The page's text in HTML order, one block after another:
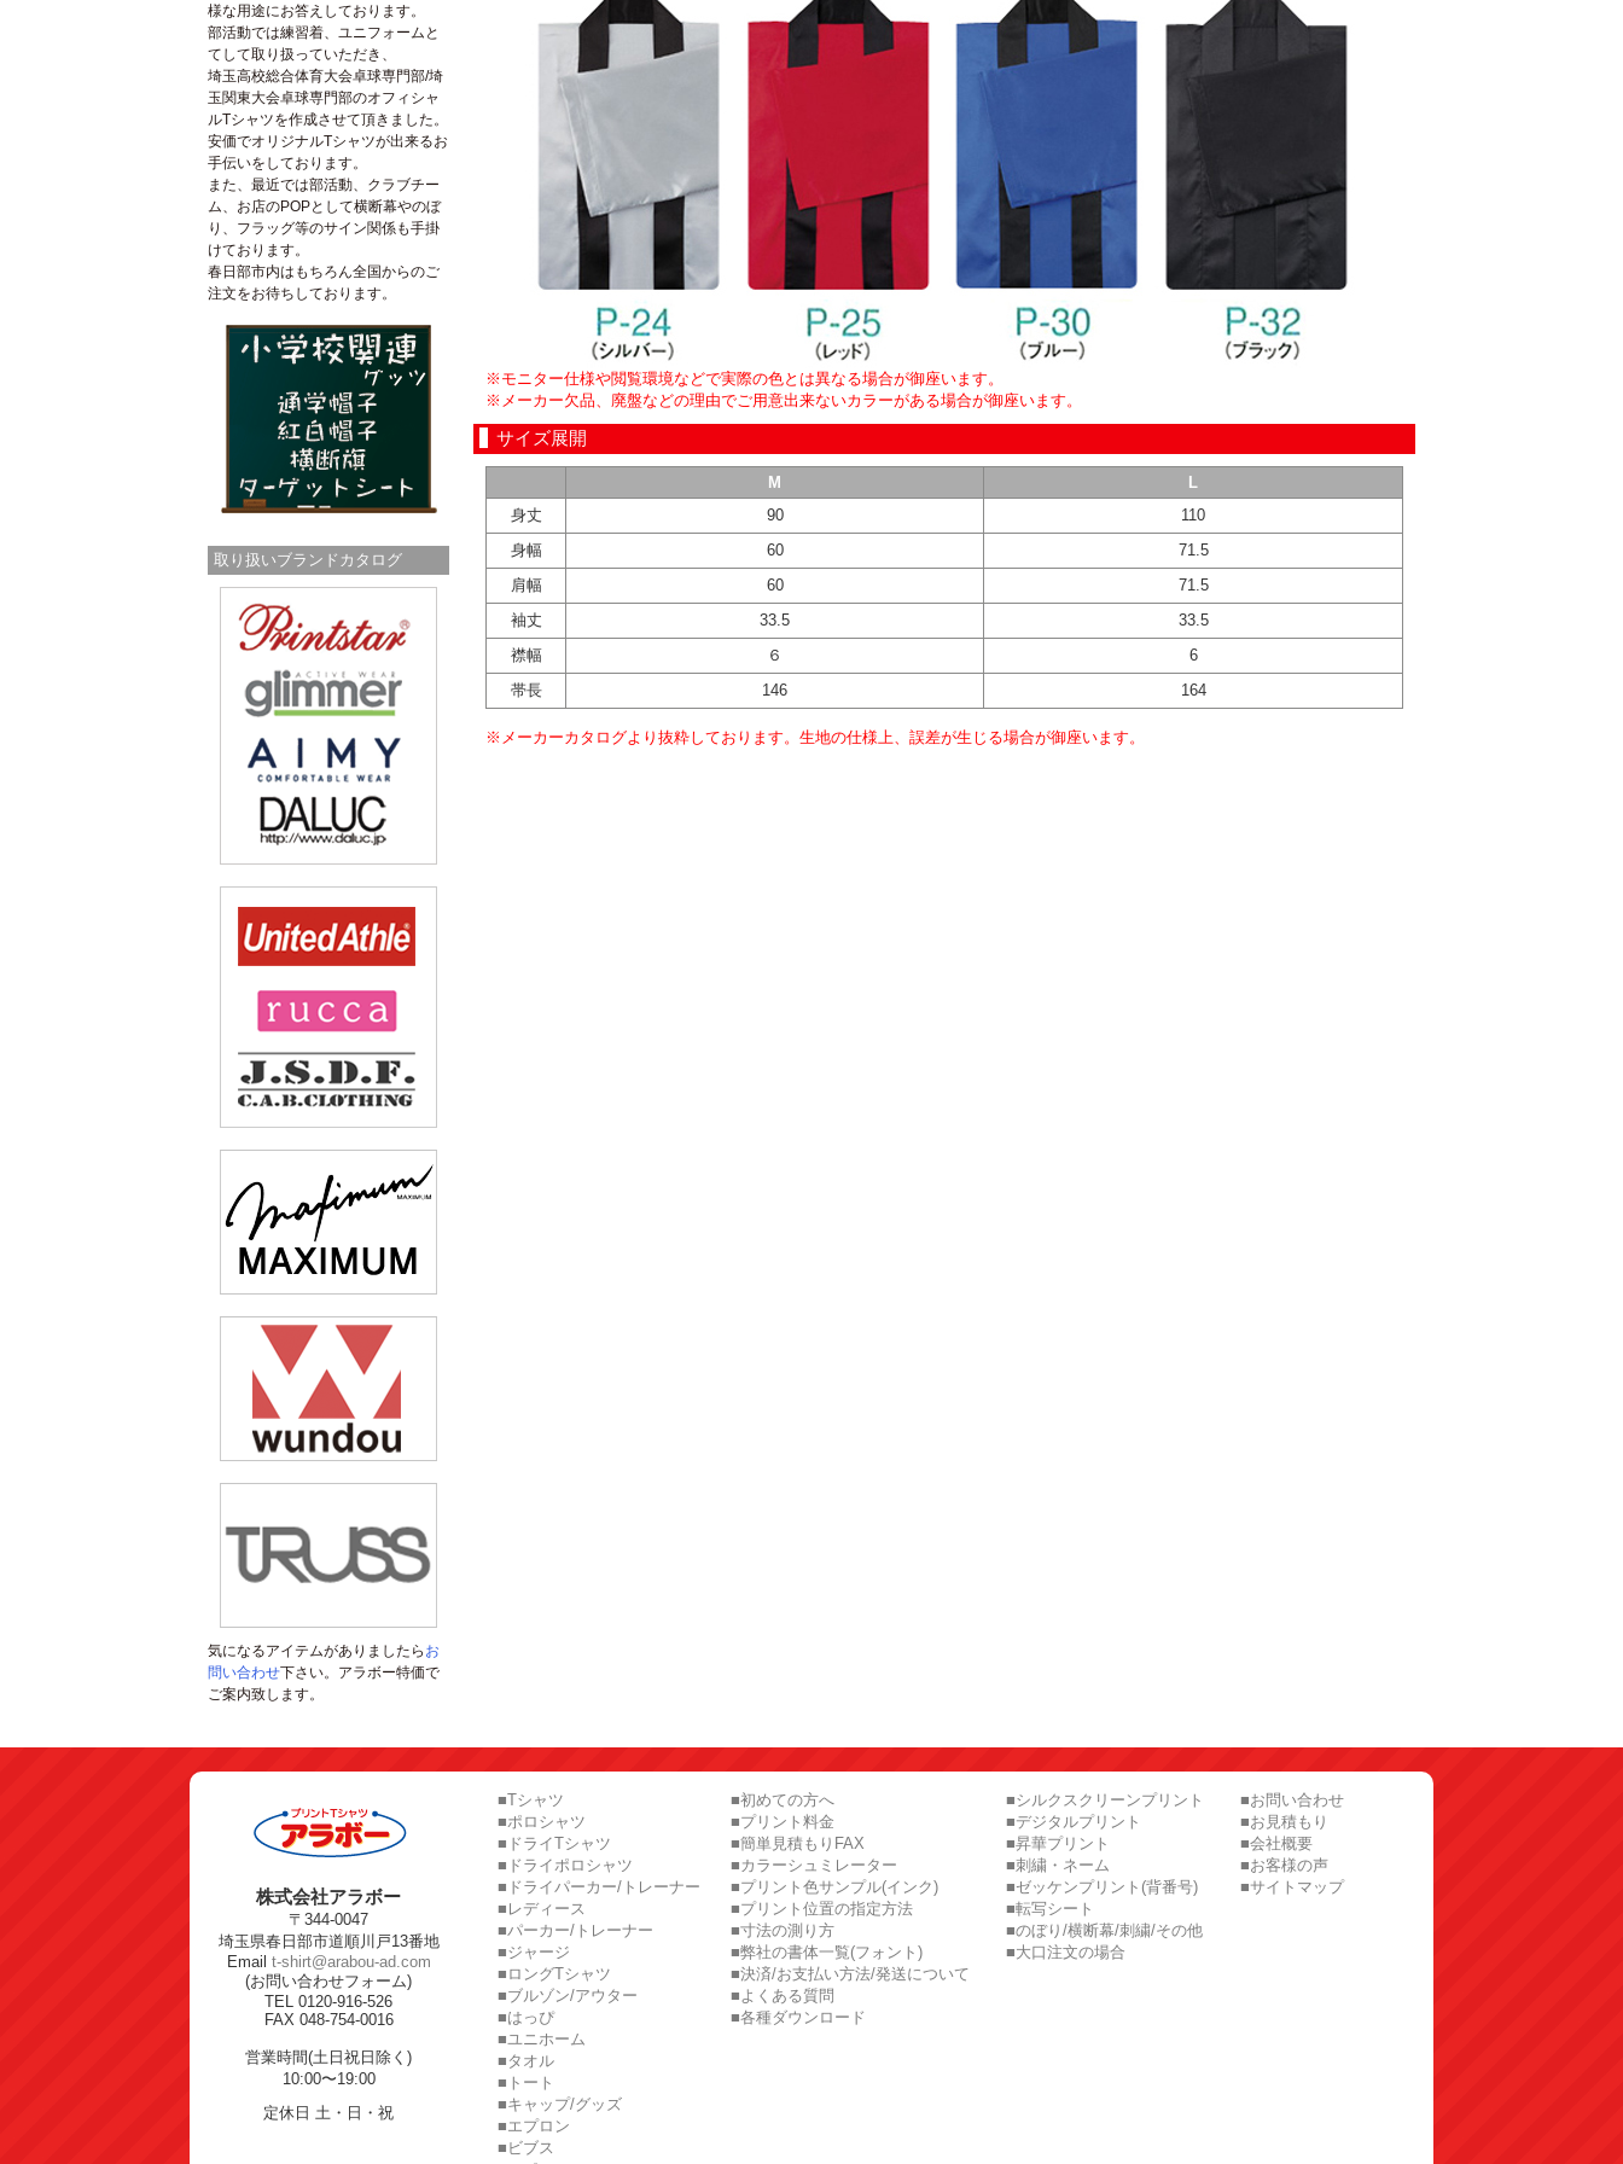
様な用途にお答えしております。
部活動では練習着、ユニフォームと
てして取り扱っていただき、
埼玉高校総合体育大会卓球専門部/埼
玉関東大会卓球専門部のオフィシャ
ルTシャツを作成させて頂きました。
安価でオリジナルTシャツが出来るお
手伝いをしております。
また、最近では部活動、クラブチー
ム、お店のPOPとして横断幕やのぼ
り、フラッグ等のサイン関係も手掛
けております。
春日部市内はもちろん全国からのご
注文をお待ちしております。
取り扱いブランドカタログ
気になるアイテムがありましたら お
問い合わせ下さい。アラボー特価で
ご案内致します。
※モニター仕様や閲覧環境などで実際の色とは異なる場合が御座います。
※メーカー欠品、廃盤などの理由でご用意出来ないカラーがある場合が御座います。
サイズ展開
M
L
身丈
90
110
身幅
60
71.5
肩幅
60
71.5
袖丈
33.5
33.5
襟幅
６
6
帯長
146 164
※メーカーカタログより抜粋しております。生地の仕様上、誤差が生じる場合が御座います。
株式会社アラボー
〒344-0047
埼玉県春日部市道順川戸13番地
Email t-shirt@arabou-ad.com
(お問い合わせフォーム)
TEL 0120-916-526
FAX 048-754-0016
営業時間(土日祝日除く)
10:00〜19:00
定休日 土・日・祝
■Tシャツ
■ポロシャツ
■ドライTシャツ
■ドライポロシャツ
■ドライパーカー/トレーナー
■レディース
■パーカー/トレーナー
■ジャージ
■ロングTシャツ
■ブルゾン/アウター
■はっぴ
■ユニホーム
■タオル
■トート
■キャップ/グッズ
■エプロン
■ビブス
■初めての方へ
■プリント料金
■簡単見積もりFAX
■カラーシュミレーター
■プリント色サンプル(インク)
■プリント位置の指定方法
■寸法の測り方
■弊社の書体一覧(フォント)
■決済/お支払い方法/発送について
■よくある質問
■各種ダウンロード
■シルクスクリーンプリント
■デジタルプリント
■昇華プリント
■刺繍・ネーム
■ゼッケンプリント(背番号)
■転写シート
■のぼり/横断幕/刺繍/その他
■大口注文の場合
■お問い合わせ
■お見積もり
■会社概要
■お客様の声
■サイトマップ